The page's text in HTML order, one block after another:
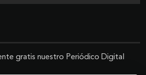
gratis nuestro Periódico Digital